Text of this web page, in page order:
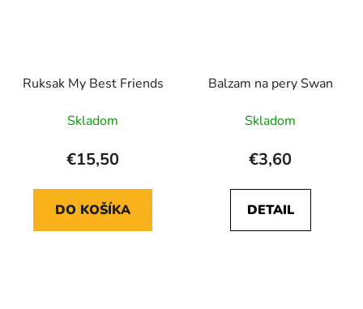
Ruksak My Best Friends
Skladom
€15,50
DO KOŠÍKA
Balzam na pery Swan
Skladom
€3,60
DETAIL